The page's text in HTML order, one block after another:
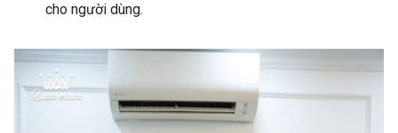
cho người dùng.